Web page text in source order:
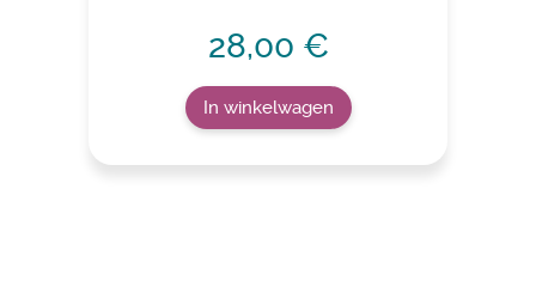
28,00 €
In winkelwagen